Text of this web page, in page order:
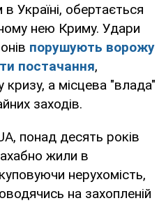
Україні, обертається
нею Криму. Удари
порушують ворожу
постачання,
кризу, а місцева "влада"
заходів.
понад десять років
жили в
нерухомість,
на захопленій